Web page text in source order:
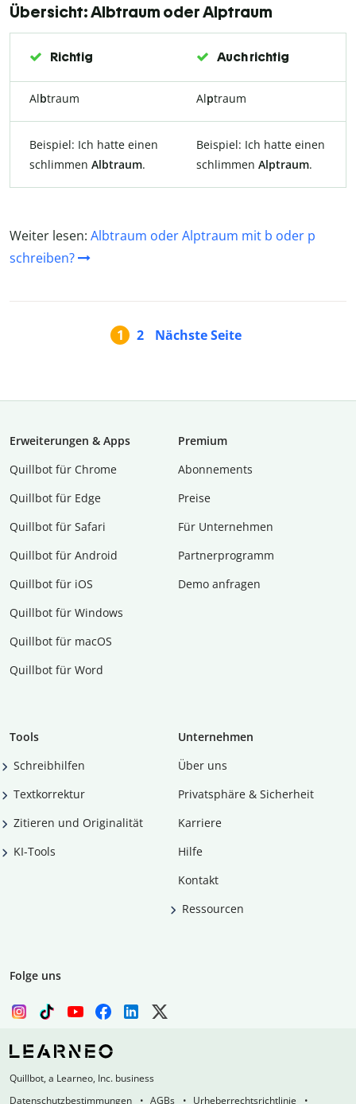
Übersicht: Albtraum oder Alptraum
Richtig Auch richtig
Albtraum Alptraum
Beispiel: Ich hatte einen
schlimmen Albtraum.
Beispiel: Ich hatte einen
schlimmen Alptraum.
Weiter lesen: Albtraum oder Alptraum mit b oder p
schreiben?
1 2 Nächste Seite
Erweiterungen & Apps
Quillbot für Chrome
Quillbot für Edge
Quillbot für Safari
Quillbot für Android
Quillbot für iOS
Quillbot für Windows
Quillbot für macOS
Quillbot für Word
Premium
Abon­ne­ments
Preise
Für Unternehmen
Partnerprogramm
Demo anfragen
Tools
Schreibhilfen
Textkorrektur
Zitieren und Originalität
KI-Tools
Unternehmen
Über uns
Privatsphäre & Sicherheit
Karriere
Hilfe
Kontakt
Ressourcen
Folge uns
Quillbot, a Learneo, Inc. business
Datenschutzbestimmungen
AGBs Urheberrechtsrichtlinie